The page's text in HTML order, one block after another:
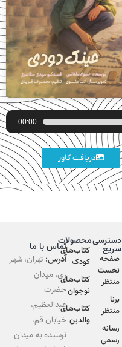
00:00
دریافت کاور
دسترسی
سریع
صفحه
نخست
منتظر
برنا
منتظر
رسانه
رسمی
محصولات
کتاب‌های
کودک
کتاب‌های
نوجوان
کتاب‌های
والدین
تماس با ما
آدرس: تهران، شهر
ری، میدان
حضرت
عبدالعظیم،
خیابان قم،
نرسیده به میدان